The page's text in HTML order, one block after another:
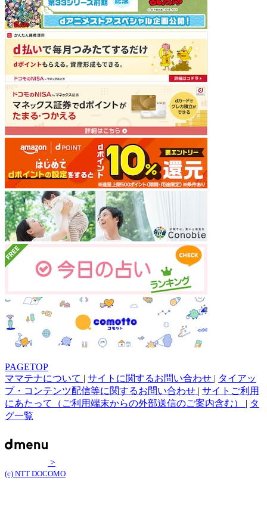
PAGETOP
ママテナについて | サイトに関するお問い合わせ | タイアッ
プ・コンテンツ配信等に関するお問い合わせ | サイトご利用
にあたって（ご利用端末からの外部送信のご案内含む） | タ
グ一覧
>
(c) NTT DOCOMO